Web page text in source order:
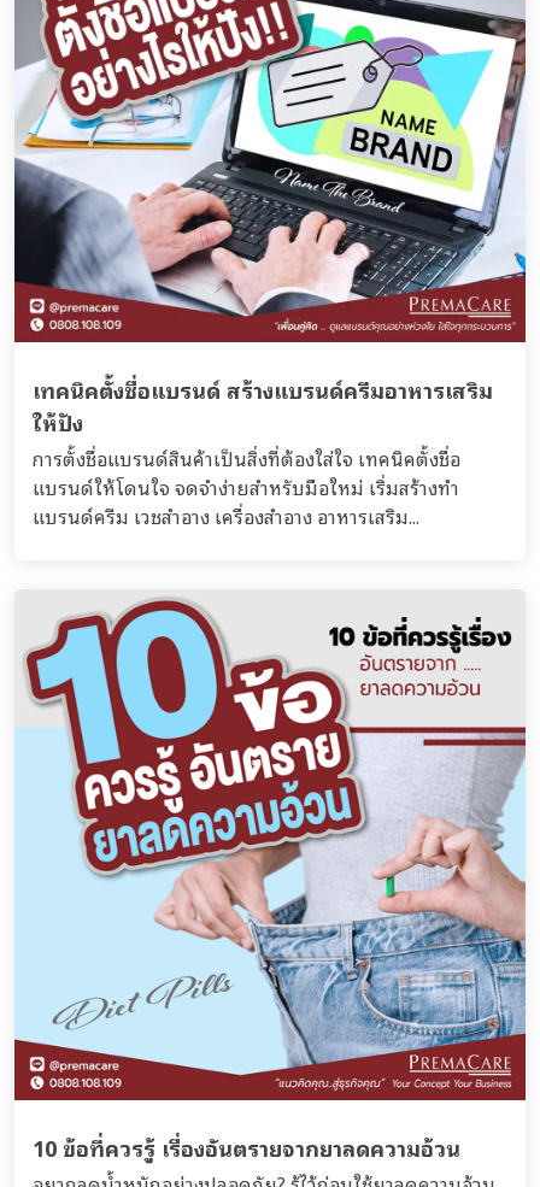
เทคนิคตั้งชื่อแบรนด์ สร้างแบรนด์ครีมอาหารเสริม
ให้ปัง
การตั้งชื่อแบรนด์สินค้าเป็นสิ่งที่ต้องใส่ใจ เทคนิคตั้งชื่อ
แบรนด์ให้โดนใจ จดจำง่ายสำหรับมือใหม่ เริ่มสร้างทำ
แบรนด์ครีม เวชสำอาง เครื่องสำอาง อาหารเสริม...
10 ข้อที่ควรรู้ เรื่องอันตรายจากยาลดความอ้วน